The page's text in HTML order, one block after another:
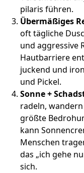
pilaris führen.
Übermäßiges
oft tägliche
und aggressive
Hautbarriere
juckend und
und Pickel.
Sonne +
radeln,
größte
kann
Menschen
das „ich gehe
sich.